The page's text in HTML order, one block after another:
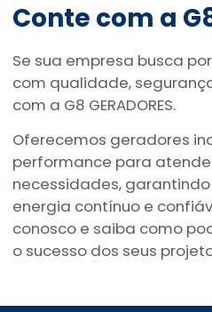
Conte com a G8
Se sua empresa busca
com qualidade,
com a G8 GERADORES.
Oferecemos geradores
performance para
necessidades,
energia contínuo e
conosco e saiba como
o sucesso dos seus